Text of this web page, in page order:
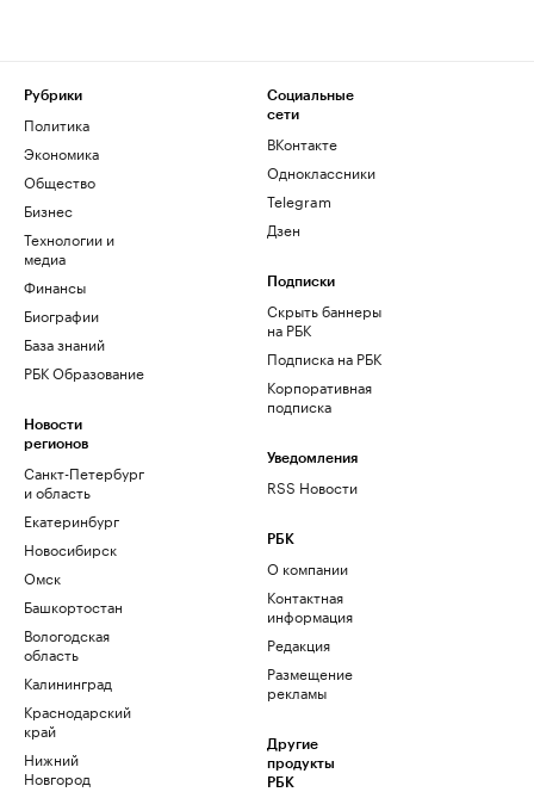
Рубрики
Политика
Экономика
Общество
Бизнес
Технологии и
медиа
Финансы
Биографии
База знаний
РБК Образование
Новости
регионов
Санкт-Петербург
и область
Екатеринбург
Новосибирск
Омск
Башкортостан
Вологодская
область
Калининград
Краснодарский
край
Нижний
Новгород
Социальные
сети
ВКонтакте
Одноклассники
Telegram
Дзен
Подписки
Скрыть баннеры
на РБК
Подписка на РБК
Корпоративная
подписка
Уведомления
RSS Новости
РБК
О компании
Контактная
информация
Редакция
Размещение
рекламы
Другие
продукты
РБК